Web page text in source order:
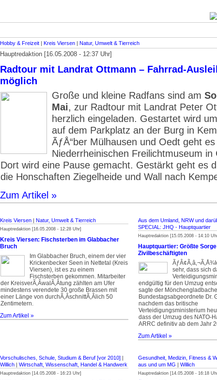
Hobby & Freizeit | Kreis Viersen | Natur, Umwelt & Tierreich
Hauptredaktion [16.05.2008 - 12:37 Uhr]
Radtour mit Landrat Ottmann – Fahrrad-
möglich
Große und kleine Radfans sind am
Mai, zur Radtour mit Landrat Peter
herzlich eingeladen. Gestartet wird
auf dem Parkplatz an der Burg in
ÃƒÅ“ber Mülhausen und Oedt geht
Niederrheinischen Freilichtmuseum in
Dort wird eine Pause gemacht. Gestärkt geht es
die Honschaften Ziegelheide und Wall nach
Zum Artikel »
Kreis Viersen | Natur, Umwelt & Tierreich
Hauptredaktion [16.05.2008 - 12:28 Uhr]
Kreis Viersen: Fischsterben im Glabbacher
Bruch
Im Glabbacher Bruch, einem der vier
Krickenbecker Seen in Nettetal (Kreis
Viersen), ist es zu einem
Fischsterben gekommen. Mitarbeiter
der Kreisver­Ã‚Â­wal­Ã‚Â­tung zählten am Ufer
mindestens verendete 30 große Brassen mit
einer Länge von durch­Ã‚Â­schnitt­Ã‚Â­lich 50
Zentimetern.
Zum Artikel »
Aus dem Umland, NRW und
SPECIAL: JHQ - Haupt­quartier
Hauptredaktion [15.05.2008 - 14:10
Hauptquartier: Größte
Zivilbeschäftigten
sehr, dass sich
endgültig für den Umzug
sagte der
Bundestagsabgeordnete Dr.
nachdem das britische
Verteidigungsministerium
dass der Umzug des NATO-
ARRC definitiv ab dem Jahr
Zum Artikel »
Vorschulisches, Schule, Studium & Beruf [vor 2010] |
Willich | Wirtschaft, Wissenschaft, Handel & Handwerk
Hauptredaktion [14.05.2008 - 16:23 Uhr]
Gesundheit, Medizin, Fitness &
aus und um MG | Willich
Hauptredaktion [14.05.2008 - 16:18